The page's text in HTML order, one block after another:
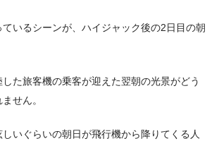
いるシーンが、ハイジャック後の2日目の朝
た旅客機の乗客が迎えた翌朝の光景がどう
せん。
いぐらいの朝日が飛行機から降りてくる人